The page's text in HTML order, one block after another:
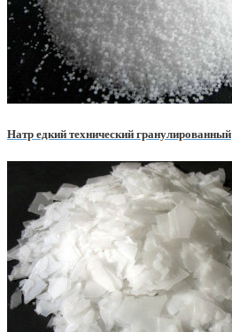
Натр едкий технический гранулированный